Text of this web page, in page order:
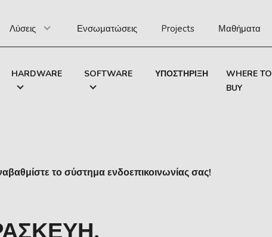
Λύσεις Ενσωματώσεις Projects Μαθήματα
HARDWARE SOFTWARE ΥΠΟΣΤΉΡΙΞΗ
WHERE TO
BUY
το σύστημα ενδοεπικοινωνίας σας!